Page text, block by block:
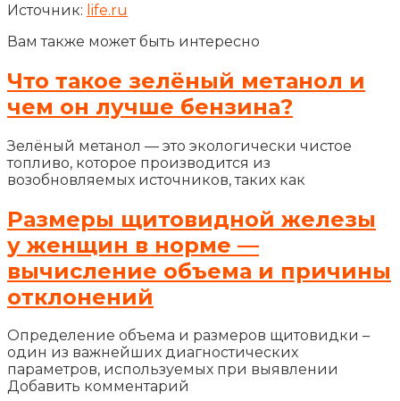
Источник: life.ru
Вам также может быть интересно
Что такое зелёный метанол и
чем он лучше бензина?
Зелёный метанол — это экологически чистое
топливо, которое производится из
возобновляемых источников, таких как
Размеры щитовидной железы
у женщин в норме —
вычисление объема и причины
отклонений
Определение объема и размеров щитовидки –
один из важнейших диагностических
параметров, используемых при выявлении
Добавить комментарий